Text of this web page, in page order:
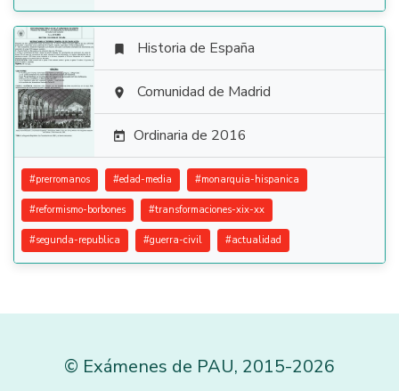

 Historia de España
 Comunidad de Madrid
 Ordinaria de 2016
#prerromanos #edad-media #monarquia-hispanica
#reformismo-borbones #transformaciones-xix-xx
#segunda-republica #guerra-civil #actualidad
© Exámenes de PAU, 2015-2026